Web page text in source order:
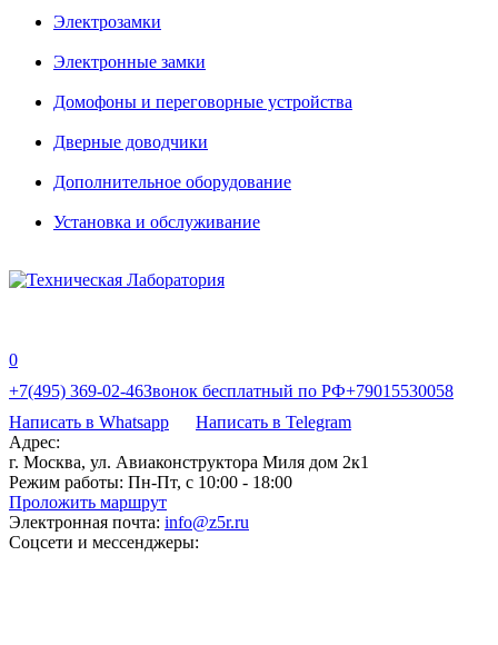
Электрозамки
Электронные замки
Домофоны и переговорные устройства
Дверные доводчики
Дополнительное оборудование
Установка и обслуживание
0
+7(495) 369-02-46Звонок бесплатный по РФ+79015530058
Написать в Whatsapp
Написать в Telegram
Адрес:
г. Москва, ул. Авиаконструктора Миля дом 2к1
Режим работы: Пн-Пт, с 10:00 - 18:00
Проложить маршрут
Электронная почта: info@z5r.ru
Соцсети и мессенджеры: